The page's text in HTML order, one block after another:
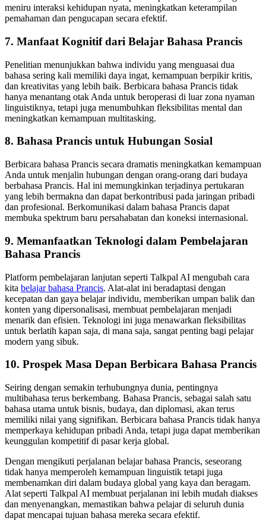
meniru interaksi kehidupan nyata, meningkatkan keterampilan
pemahaman dan pengucapan secara efektif.
7. Manfaat Kognitif dari Belajar Bahasa Prancis
Penelitian menunjukkan bahwa individu yang menguasai dua
bahasa sering kali memiliki daya ingat, kemampuan berpikir kritis,
dan kreativitas yang lebih baik. Berbicara bahasa Prancis tidak
hanya menantang otak Anda untuk beroperasi di luar zona nyaman
linguistiknya, tetapi juga menumbuhkan fleksibilitas mental dan
meningkatkan kemampuan multitasking.
8. Bahasa Prancis untuk Hubungan Sosial
Berbicara bahasa Prancis secara dramatis meningkatkan kemampuan
Anda untuk menjalin hubungan dengan orang-orang dari budaya
berbahasa Prancis. Hal ini memungkinkan terjadinya pertukaran
yang lebih bermakna dan dapat berkontribusi pada jaringan pribadi
dan profesional. Berkomunikasi dalam bahasa Prancis dapat
membuka spektrum baru persahabatan dan koneksi internasional.
9. Memanfaatkan Teknologi dalam Pembelajaran
Bahasa Prancis
Platform pembelajaran lanjutan seperti Talkpal AI mengubah cara
kita belajar bahasa Prancis. Alat-alat ini beradaptasi dengan
kecepatan dan gaya belajar individu, memberikan umpan balik dan
konten yang dipersonalisasi, membuat pembelajaran menjadi
menarik dan efisien. Teknologi ini juga menawarkan fleksibilitas
untuk berlatih kapan saja, di mana saja, sangat penting bagi pelajar
modern yang sibuk.
10. Prospek Masa Depan Berbicara Bahasa Prancis
Seiring dengan semakin terhubungnya dunia, pentingnya
multibahasa terus berkembang. Bahasa Prancis, sebagai salah satu
bahasa utama untuk bisnis, budaya, dan diplomasi, akan terus
memiliki nilai yang signifikan. Berbicara bahasa Prancis tidak hanya
memperkaya kehidupan pribadi Anda, tetapi juga dapat memberikan
keunggulan kompetitif di pasar kerja global.
Dengan mengikuti perjalanan belajar bahasa Prancis, seseorang
tidak hanya memperoleh kemampuan linguistik tetapi juga
membenamkan diri dalam budaya global yang kaya dan beragam.
Alat seperti Talkpal AI membuat perjalanan ini lebih mudah diakses
dan menyenangkan, memastikan bahwa pelajar di seluruh dunia
dapat mencapai tujuan bahasa mereka secara efektif.